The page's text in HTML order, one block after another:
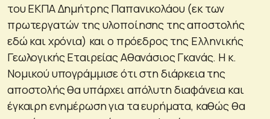
του ΕΚΠΑ Δημήτρης Παπανικολάου (εκ των
πρωτεργατών της υλοποίησης της αποστολής
εδώ και χρόνια) και ο πρόεδρος της Ελληνικής
Γεωλογικής Εταιρείας Αθανάσιος Γκανάς. Η κ.
Νομικού υπογράμμισε ότι στη διάρκεια της
αποστολής θα υπάρχει απόλυτη διαφάνεια και
έγκαιρη ενημέρωση για τα ευρήματα, καθώς θα